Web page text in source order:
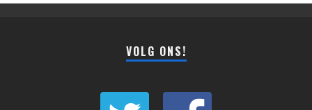
VOLG ONS!